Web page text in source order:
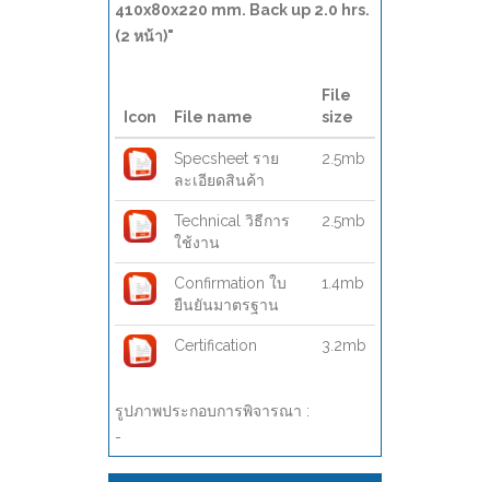
410x80x220 mm. Back up 2.0 hrs.
(2 หน้า)"
Icon File name
File
size
Specsheet ราย
ละเอียดสินค้า
2.5mb
Technical วิธีการ
ใช้งาน
2.5mb
Confirmation ใบ
ยืนยันมาตรฐาน
1.4mb
Certification 3.2mb
รูปภาพประกอบการพิจารณา :
-